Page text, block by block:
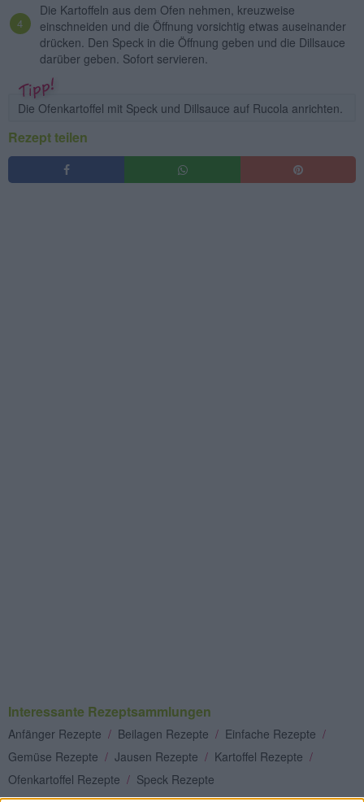
Die Kartoffeln aus dem Ofen nehmen, kreuzweise
einschneiden und die Öffnung vorsichtig etwas auseinander
drücken. Den Speck in die Öffnung geben und die Dillsauce
darüber geben. Sofort servieren.
Die Ofenkartoffel mit Speck und Dillsauce auf Rucola anrichten.
Rezept teilen
Interessante Rezeptsammlungen
Anfänger Rezepte / Beilagen Rezepte / Einfache Rezepte /
Gemüse Rezepte / Jausen Rezepte / Kartoffel Rezepte /
Ofenkartoffel Rezepte / Speck Rezepte